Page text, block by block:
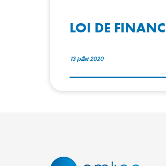
LOI DE
13 juillet 2020